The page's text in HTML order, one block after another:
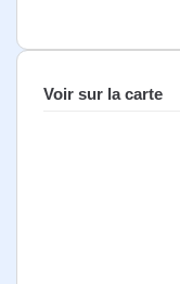
Voir sur la carte